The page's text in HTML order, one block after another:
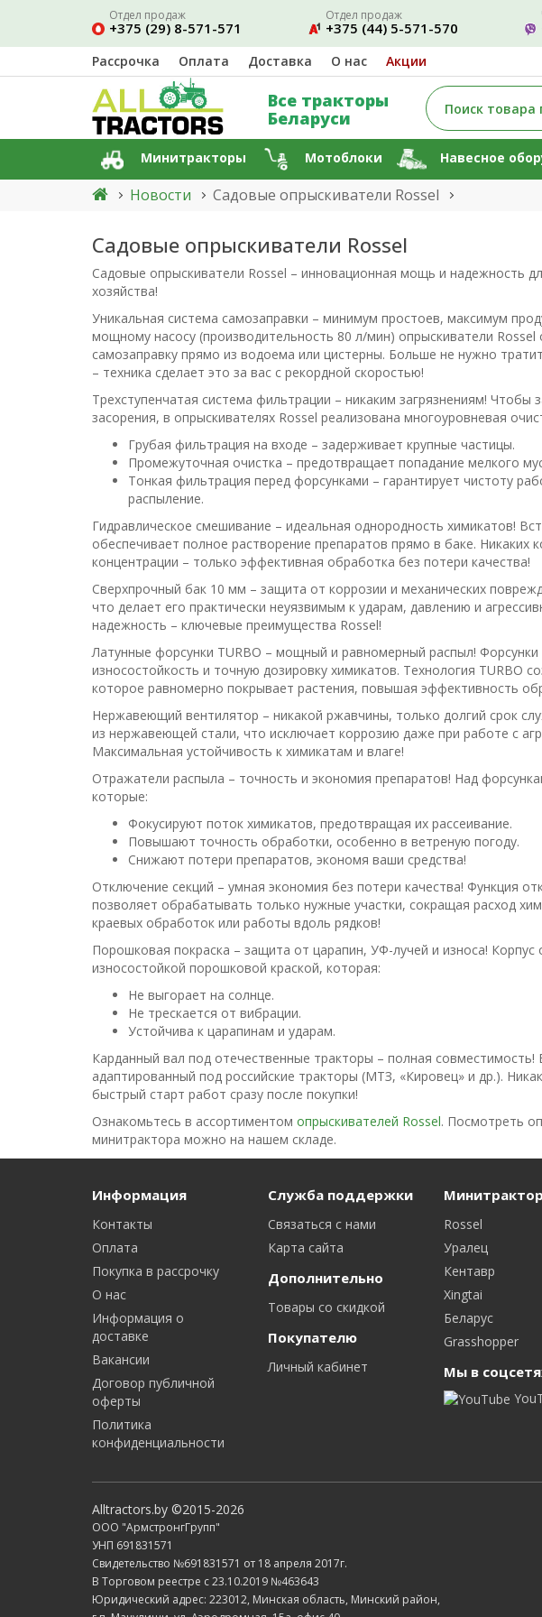
Отдел продаж
+375 (29) 8-571-571
Отдел продаж
+375 (44) 5-571-570
Рассрочка Оплата Доставка О нас Акции
Все тракторы
Беларуси
Минитракторы Мотоблоки Навесное
Новости Садовые опрыскиватели Rossel
Садовые опрыскиватели Rossel
Садовые опрыскиватели Rossel – инновационная мощь и надежность
хозяйства!
Уникальная система самозаправки – минимум простоев, максимум
мощному насосу (производительность 80 л/мин) опрыскиватели
самозаправку прямо из водоема или цистерны. Больше не нужно
– техника сделает это за вас с рекордной скоростью!
Трехступенчатая система фильтрации – никаким загрязнениям! Чтобы
засорения, в опрыскивателях Rossel реализована многоуровневая
Грубая фильтрация на входе – задерживает крупные частицы.
Промежуточная очистка – предотвращает попадание мелкого
Тонкая фильтрация перед форсунками – гарантирует чистоту
распыление.
Гидравлическое смешивание – идеальная однородность химикатов!
обеспечивает полное растворение препаратов прямо в баке. Никаких
концентрации – только эффективная обработка без потери качества!
Сверхпрочный бак 10 мм – защита от коррозии и механических
что делает его практически неуязвимым к ударам, давлению и
надежность – ключевые преимущества Rossel!
Латунные форсунки TURBO – мощный и равномерный распыл!
износостойкость и точную дозировку химикатов. Технология TURBO
которое равномерно покрывает растения, повышая эффективность
Нержавеющий вентилятор – никакой ржавчины, только долгий срок
из нержавеющей стали, что исключает коррозию даже при работе с
Максимальная устойчивость к химикатам и влаге!
Отражатели распыла – точность и экономия препаратов! Над
которые:
Фокусируют поток химикатов, предотвращая их рассеивание.
Повышают точность обработки, особенно в ветреную погоду.
Снижают потери препаратов, экономя ваши средства!
Отключение секций – умная экономия без потери качества! Функция
позволяет обрабатывать только нужные участки, сокращая расход
краевых обработок или работы вдоль рядков!
Порошковая покраска – защита от царапин, УФ-лучей и износа! Корпус
износостойкой порошковой краской, которая:
Не выгорает на солнце.
Не трескается от вибрации.
Устойчива к царапинам и ударам.
Карданный вал под отечественные тракторы – полная совместимость!
адаптированный под российские тракторы (МТЗ, «Кировец» и др.).
быстрый старт работ сразу после покупки!
Ознакомьтесь в ассортиментом опрыскивателей Rossel. Посмотреть
минитрактора можно на нашем складе.
Информация
Контакты
Оплата
Покупка в рассрочку
О нас
Информация о
доставке
Вакансии
Договор публичной
оферты
Политика
конфиденциальности
Служба поддержки
Связаться с нами
Карта сайта
Дополнительно
Товары со скидкой
Покупателю
Личный кабинет
Rossel
Уралец
Кентавр
Xingtai
Беларус
Grasshopper
Мы в
Alltractors.by ©2015-2026
ООО "АрмстронгГрупп"
УНП 691831571
Свидетельство №691831571 от 18 апреля 2017г.
В Торговом реестре с 23.10.2019 №463643
Юридический адрес: 223012, Минская область, Минский район,